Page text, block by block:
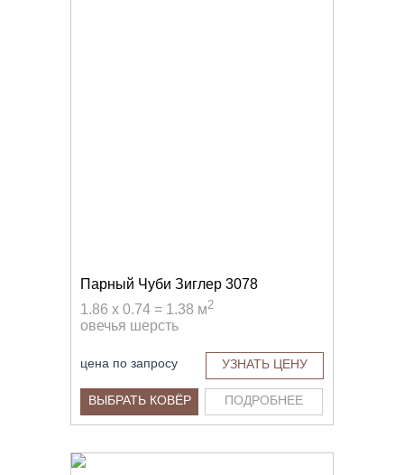
Парный Чуби Зиглер 3078
1.86 x 0.74 = 1.38 м2
овечья шерсть
цена по запросу УЗНАТЬ ЦЕНУ
ВЫБРАТЬ КОВЁР ПОДРОБНЕЕ